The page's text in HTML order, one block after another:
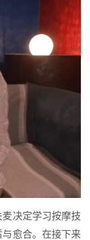
决定学习按摩技
愈合。在接下来